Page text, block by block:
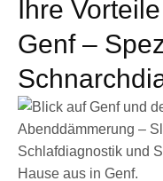
Ihre
Genf –